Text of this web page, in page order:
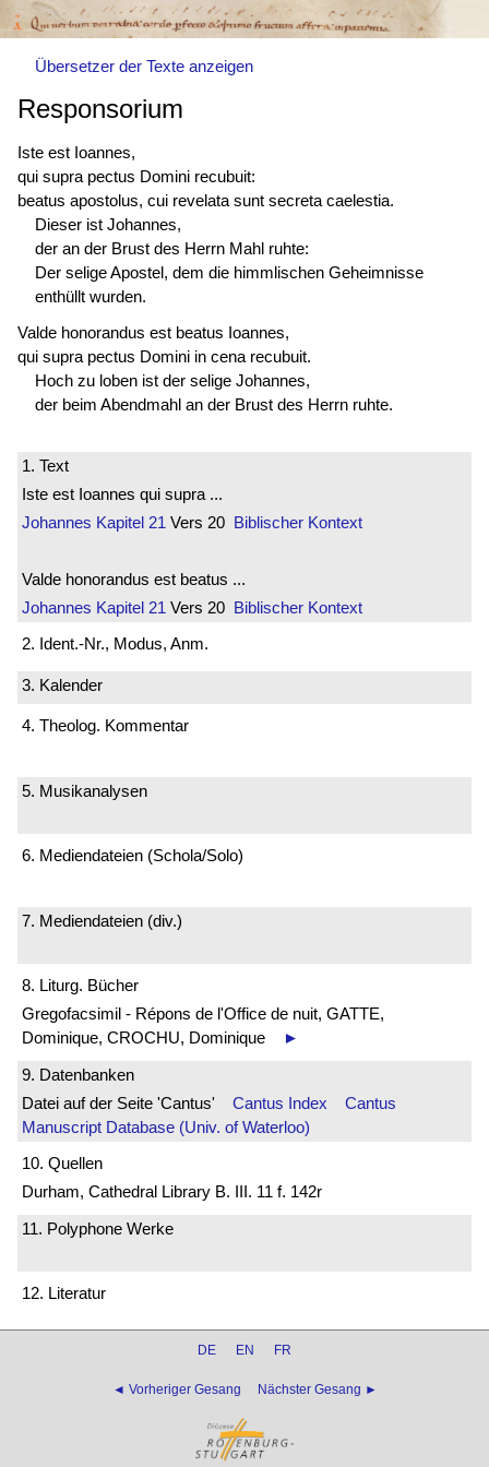
Übersetzer der Texte anzeigen
Responsorium
Iste est Ioannes,
qui supra pectus Domini recubuit:
beatus apostolus, cui revelata sunt secreta caelestia.
Dieser ist Johannes,
der an der Brust des Herrn Mahl ruhte:
Der selige Apostel, dem die himmlischen Geheimnisse
enthüllt wurden.
Valde honorandus est beatus Ioannes,
qui supra pectus Domini in cena recubuit.
Hoch zu loben ist der selige Johannes,
der beim Abendmahl an der Brust des Herrn ruhte.
1. Text
Iste est Ioannes qui supra ...
Johannes Kapitel 21 Vers 20 Biblischer Kontext
Valde honorandus est beatus ...
Johannes Kapitel 21 Vers 20 Biblischer Kontext
2. Ident.-Nr., Modus, Anm.
3. Kalender
4. Theolog. Kommentar
5. Musikanalysen
6. Mediendateien (Schola/Solo)
7. Mediendateien (div.)
8. Liturg. Bücher
Gregofacsimil - Répons de l'Office de nuit, GATTE,
Dominique, CROCHU, Dominique
►
9. Datenbanken
Datei auf der Seite 'Cantus' Cantus Index
Cantus
Manuscript Database (Univ. of Waterloo)
10. Quellen
Durham, Cathedral Library B. III. 11 f. 142r
11. Polyphone Werke
12. Literatur
DE EN FR
◄ Vorheriger Gesang Nächster Gesang ►